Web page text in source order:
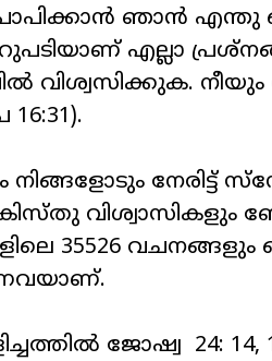
ഞാൻ
എല്ലാ
വിശ്വസിക്കുക.
നേരിട്ട്
വിശ്വാസികളും
35526
ജോഷ്വ 24: